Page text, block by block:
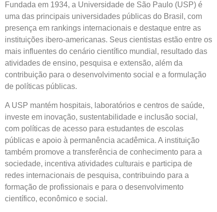
Fundada em 1934, a Universidade de São Paulo (USP) é
uma das principais universidades públicas do Brasil, com
presença em rankings internacionais e destaque entre as
instituições ibero-americanas. Seus cientistas estão entre os
mais influentes do cenário científico mundial, resultado das
atividades de ensino, pesquisa e extensão, além da
contribuição para o desenvolvimento social e a formulação
de políticas públicas.
A USP mantém hospitais, laboratórios e centros de saúde,
investe em inovação, sustentabilidade e inclusão social,
com políticas de acesso para estudantes de escolas
públicas e apoio à permanência acadêmica. A instituição
também promove a transferência de conhecimento para a
sociedade, incentiva atividades culturais e participa de
redes internacionais de pesquisa, contribuindo para a
formação de profissionais e para o desenvolvimento
científico, econômico e social.